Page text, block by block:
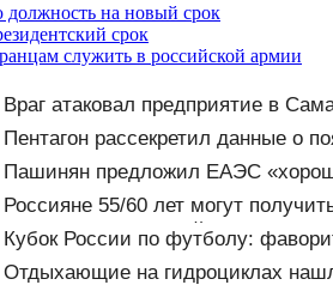
на новый срок
срок
служить в российской армии
Враг атаковал предприятие в
Пентагон рассекретил данные о
Пашинян предложил ЕАЭС
Россияне 55/60 лет могут
тысяч рублей
Кубок России по футболу:
от 07.08.2026
Отдыхающие на гидроциклах